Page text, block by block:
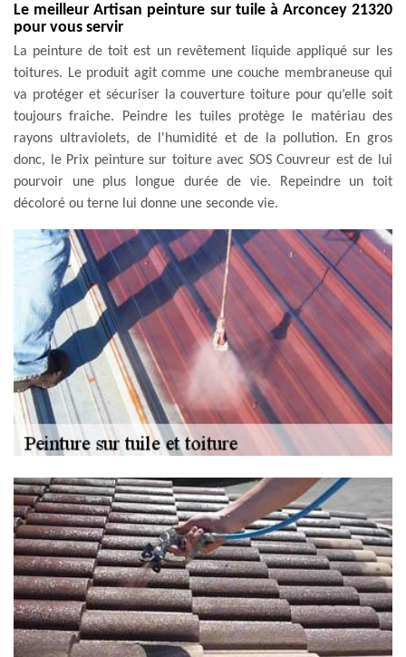
Le meilleur Artisan peinture sur tuile à Arconcey 21320
pour vous servir
La peinture de toit est un revêtement liquide appliqué sur les
toitures. Le produit agit comme une couche membraneuse qui
va protéger et sécuriser la couverture toiture pour qu’elle soit
toujours fraiche. Peindre les tuiles protège le matériau des
rayons ultraviolets, de l'humidité et de la pollution. En gros
donc, le Prix peinture sur toiture avec SOS Couvreur est de lui
pourvoir une plus longue durée de vie. Repeindre un toit
décoloré ou terne lui donne une seconde vie.